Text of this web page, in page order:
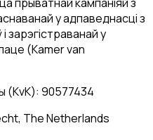
у адпаведнасці з
зарэгістраванай у
(Kamer van
(KvK): 90577434
The Netherlands